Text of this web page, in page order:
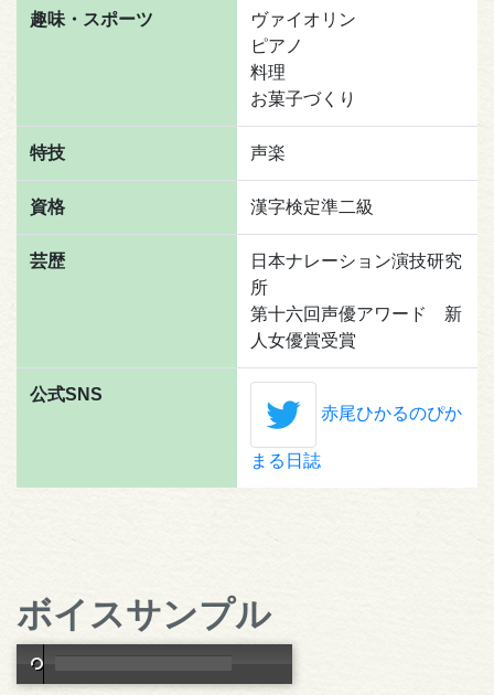
趣味・スポーツ
ヴァイオリン
ピアノ
料理
お菓子づくり
特技 声楽
資格 漢字検定準二級
芸歴
日本ナレーション演技研究
所
第十六回声優アワード 新
人女優賞受賞
公式SNS
赤尾ひかるのぴか
まる日誌
ボイスサンプル